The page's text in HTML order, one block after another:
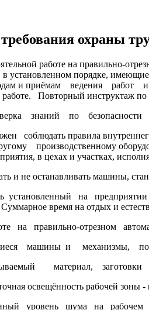
охраны
работе на правильно-
в установленном порядке,
и приёмам ведения
работе. Повторный инструктаж по
знаний по безопасности
соблюдать правила
производственному
предприятия, в
и не останавливать машины,
на предприятии
время на отдых и
правильно-отрезном
машины и механизмы,
материал, заготовки
освещённость рабочей зоны
уровень шума на рабочем